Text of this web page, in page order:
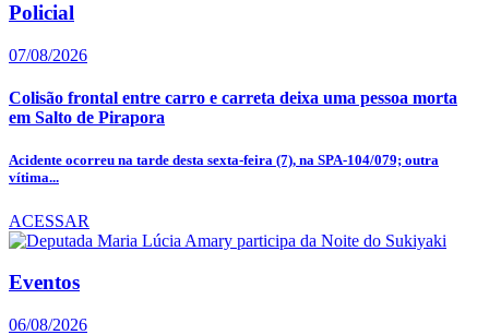
Policial
07/08/2026
Colisão frontal entre carro e carreta deixa uma pessoa morta
em Salto de Pirapora
Acidente ocorreu na tarde desta sexta-feira (7), na SPA-104/079; outra
vítima...
ACESSAR
Eventos
06/08/2026